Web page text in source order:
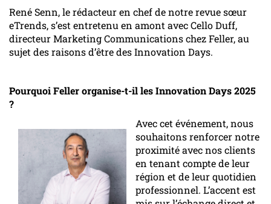
René Senn, le rédacteur en chef de notre revue sœur
eTrends, s’est entretenu en amont avec Cello Duff,
directeur Marketing Communications chez Feller, au
sujet des raisons d’être des Innovation Days.
Pourquoi Feller organise-t-il les Innovation Days 2025
?
Avec cet événement, nous
souhaitons renforcer notre
proximité avec nos clients
en tenant compte de leur
région et de leur quotidien
professionnel. L’accent est